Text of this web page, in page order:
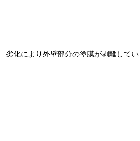
劣化により外壁部分の塗膜が剥離してい